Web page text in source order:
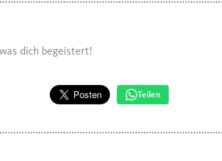
dich begeistert!
Teilen